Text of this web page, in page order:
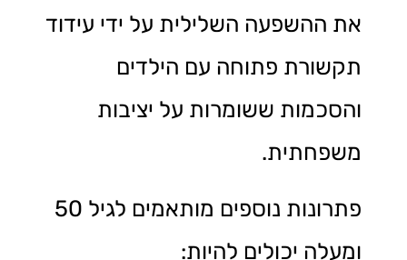
את ההשפעה השלילית על ידי עידוד
תקשורת פתוחה עם הילדים
והסכמות ששומרות על יציבות
משפחתית.
פתרונות נוספים מותאמים לגיל 50
ומעלה יכולים להיות: